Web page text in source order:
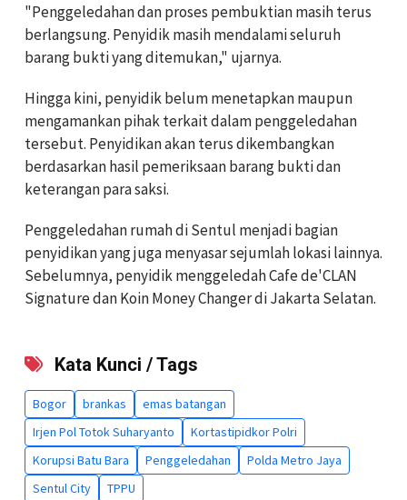
"Penggeledahan dan proses pembuktian masih terus
berlangsung. Penyidik masih mendalami seluruh
barang bukti yang ditemukan," ujarnya.
Hingga kini, penyidik belum menetapkan maupun
mengamankan pihak terkait dalam penggeledahan
tersebut. Penyidikan akan terus dikembangkan
berdasarkan hasil pemeriksaan barang bukti dan
keterangan para saksi.
Penggeledahan rumah di Sentul menjadi bagian
penyidikan yang juga menyasar sejumlah lokasi lainnya.
Sebelumnya, penyidik menggeledah Cafe de'CLAN
Signature dan Koin Money Changer di Jakarta Selatan.
Kata Kunci / Tags
Bogor brankas
emas batangan
Irjen Pol Totok Suharyanto
Kortastipidkor Polri
Korupsi Batu Bara
Penggeledahan
Polda Metro Jaya
Sentul City
TPPU